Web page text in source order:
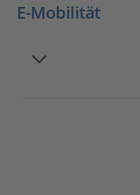
E-Mobilität